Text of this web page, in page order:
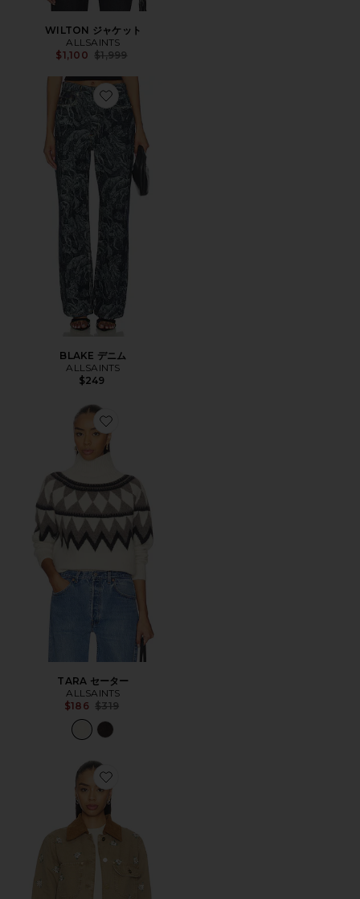
WILTON ジャケット
ALLSAINTS
$1,100 Previous price:
$1,999
Favorite BLAKE デニム
BLAKE デニム
ALLSAINTS
$249
Favorite TARA セーター
TARA セーター
ALLSAINTS
$186 Previous price:
$319
Favorite BEX DENIM ジャケット